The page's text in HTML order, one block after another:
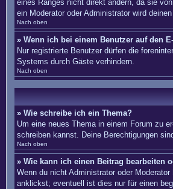
eines Ranges nicht direkt ändern, da sie
ein Moderator oder Administrator wird
Nach oben
» Wenn ich bei einem Benutzer auf den
Nur registrierte Benutzer dürfen die
Systems durch Gäste verhindern.
Nach oben
» Wie schreibe ich ein Thema?
Um eine neues Thema in einem Forum zu
schreiben kannst. Deine Berechtigungen
Nach oben
» Wie kann ich einen Beitrag bearbeiten
Wenn du nicht Administrator oder
anklickst; eventuell ist dies nur für einen